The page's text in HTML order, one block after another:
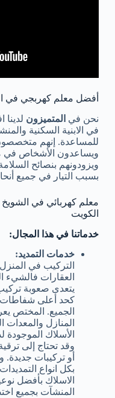
أفضل معلم كهربجي في
نحن في المتميزون
في الابنية السكنية
للمساعدة. إنهم
ويساعدون الأشخاص في
ويزودونهم بنصائح
بسبب التيار في جميع
معلم كهربائي في
الكويت
خدماتنا في هذا المجال:
خدمات التمديد:
التركيب في
العقارات فالشيء
يتعدى صعوبة
كحد أعلى شفاطات
الجميع. المختص
المنازل والمعدات
الأسلاك الموجودة
وقد تحتاج إلى
أو تركيبات جديدة.
بكل انواع
الاسلاك بأفضل
المنشآت بجميع